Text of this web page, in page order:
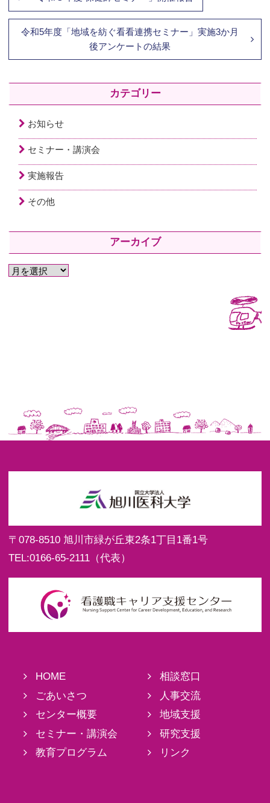
令和5年度「地域を紡ぐ看看連携セミナー」実施3か月
後アンケートの結果
カテゴリー
お知らせ
セミナー・講演会
実施報告
その他
アーカイブ
〒078-8510 旭川市緑が丘東2条1丁目1番1号
TEL:0166-65-2111（代表）
HOME
ごあいさつ
センター概要
セミナー・講演会
教育プログラム
相談窓口
人事交流
地域支援
研究支援
リンク